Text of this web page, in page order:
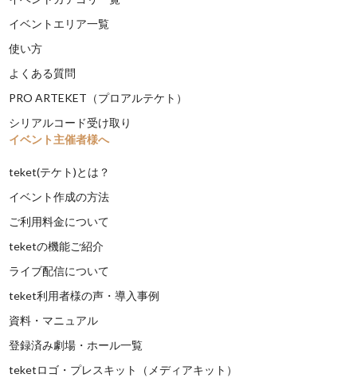
イベントエリア一覧
使い方
よくある質問
PRO ARTEKET（プロアルテケト）
シリアルコード受け取り
イベント主催者様へ
teket(テケト)とは？
イベント作成の方法
ご利用料金について
teketの機能ご紹介
ライブ配信について
teket利用者様の声・導入事例
資料・マニュアル
登録済み劇場・ホール一覧
teketロゴ・プレスキット（メディアキット）